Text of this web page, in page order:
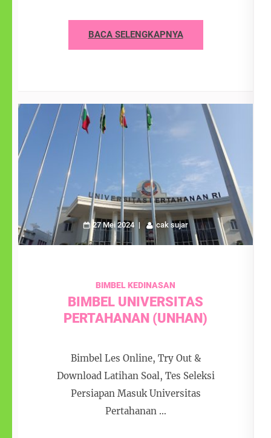
BACA SELENGKAPNYA
27 Mei 2024 cak sujar
BIMBEL KEDINASAN
BIMBEL UNIVERSITAS
PERTAHANAN (UNHAN)
Bimbel Les Online, Try Out &
Download Latihan Soal, Tes Seleksi
Persiapan Masuk Universitas
Pertahanan …